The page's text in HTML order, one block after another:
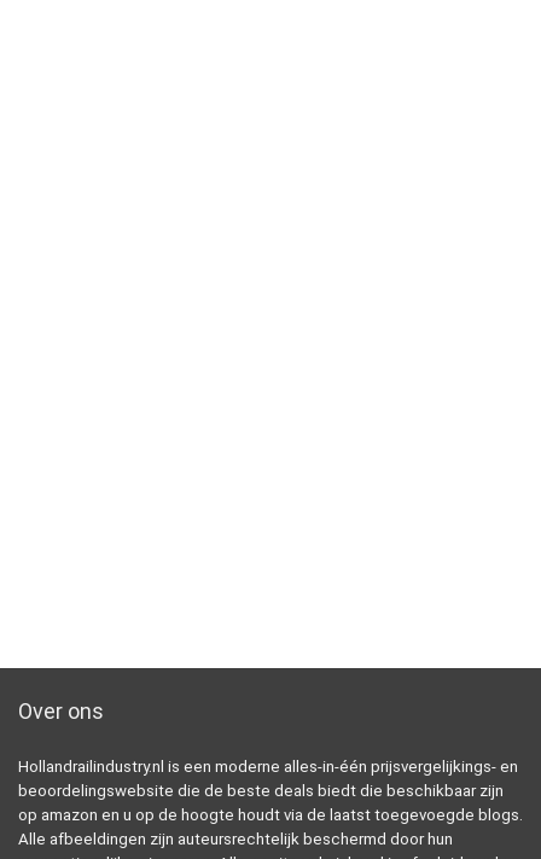
Over ons
Hollandrailindustry.nl is een moderne alles-in-één prijsvergelijkings- en
beoordelingswebsite die de beste deals biedt die beschikbaar zijn
op amazon en u op de hoogte houdt via de laatst toegevoegde blogs.
Alle afbeeldingen zijn auteursrechtelijk beschermd door hun